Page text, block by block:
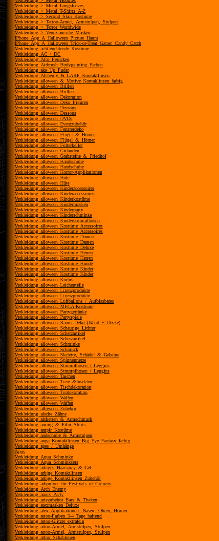
Verkleidung_>_Metal_Longsleeves
Verkleidung_>_Metal_T-Shirts_A-Z
Verkleidung_>_Second_Skin_Kostüme
Verkleidung_>_Tattoo-Ärmel,_Armstulpen,_Stulpen
Verkleidung_>_Terror_Worldwide
Verkleidung_>_Venezianische_Masken
IPhone_App_A_Halloween_Picture_Haunt
IPhone_App_A_Halloween_Trick-or-Treat_Game:_Candy_Catch
Verkleidung_achtleuchtende_Kostüme
Verkleidung_AC_/_DC
Verkleidung_Afro_Perücken
Verkleidung_Airbrush_Bodypainting_Farben
Verkleidung_ake_Up_Puder
Verkleidung_Alchemy_&_LARP_Kontaktlinsen
Verkleidung_alloween_&_Motive_Kontaklinsen_farbig
Verkleidung_alloween_Brillen
Verkleidung_alloween_Brillen
Verkleidung_alloween_Dekoration
Verkleidung_alloween_Deko_Figuren
Verkleidung_alloween_Dessous
Verkleidung_alloween_Dessous
Verkleidung_alloween_DVDs
Verkleidung_alloween_Eventzubehör
Verkleidung_alloween_Fensterdeko
Verkleidung_alloween_Flügel_&_Hörner
Verkleidung_alloween_Flügel_&_Hörner
Verkleidung_alloween_Folterkeller
Verkleidung_alloween_Girlanden
Verkleidung_alloween_Grabsteine_&_Friedhof
Verkleidung_alloween_Handschuhe
Verkleidung_alloween_Handschuhe
Verkleidung_alloween_Horror-Applikationen
Verkleidung_alloween_Hüte
Verkleidung_alloween_Hüte
Verkleidung_alloween_Kinderaccessoires
Verkleidung_alloween_Kinderaccessoires
Verkleidung_alloween_Kinderkostüme
Verkleidung_alloween_Kindermasken
Verkleidung_alloween_Kinderparty
Verkleidung_alloween_Kinderschminke
Verkleidung_alloween_Kinderstrumpfhosen
Verkleidung_alloween_Kostüme_Accessoires
Verkleidung_alloween_Kostüme_Accessoires
Verkleidung_alloween_Kostüme_Damen
Verkleidung_alloween_Kostüme_Damen
Verkleidung_alloween_Kostüme_Deluxe
Verkleidung_alloween_Kostüme_Herren
Verkleidung_alloween_Kostüme_Herren
Verkleidung_alloween_Kostüme_Hunde
Verkleidung_alloween_Kostüme_Kinder
Verkleidung_alloween_Kostüme_Kinder
Verkleidung_alloween_Kürbis
Verkleidung_alloween_Leichenteile
Verkleidung_alloween_Lizenzprodukte
Verkleidung_alloween_Lizenzprodukte
Verkleidung_alloween_Luftballons_/_Aufblasbares
Verkleidung_alloween_MEGA-Kostüme
Verkleidung_alloween_Partygetränke
Verkleidung_alloween_Partyspiele
Verkleidung_alloween_Raum_Deko_(Wand_+_Decke)
Verkleidung_alloween_Schaurige_Lichter
Verkleidung_alloween_Scherzartikel
Verkleidung_alloween_Scherzartikel
Verkleidung_alloween_Schminke
Verkleidung_alloween_Schmuck
Verkleidung_alloween_Skelette,_Schädel_&_Gebeine
Verkleidung_alloween_Spinnennetze
Verkleidung_alloween_Strumpfhosen_/_Leggins
Verkleidung_alloween_Strumpfhosen_/_Leggins
Verkleidung_alloween_Taschen
Verkleidung_alloween_Tiere_&Insekten
Verkleidung_alloween_Tischdekoration
Verkleidung_alloween_Türdekoration
Verkleidung_alloween_Waffen
Verkleidung_alloween_Waffen
Verkleidung_alloween_Zubehör
Verkleidung_alsche_Zähne
Verkleidung_alsketten_&_Armschmuck
Verkleidung_aming_&_Film_Shirts
Verkleidung_ampir_Kostüme
Verkleidung_andschuhe_&_Armstulpen
Verkleidung_anga_Kontaktlinsen_Big_Eye_Fantasy_farbig
Verkleidung_apes_/_Umhänge
Apps
Verkleidung_Aqua_Schminke
Verkleidung_Aqua_Schminksets
Verkleidung_arbiges_Haarspray_&_Gel
Verkleidung_arbige_Kontaktlinsen
Verkleidung_arbige_Kontaktlinsen_Zubehör
Verkleidung_arbpulver_für_Festivals_of_Colours
Verkleidung_Arch_Enemy
Verkleidung_arock_Party
Verkleidung_artyzubehör_Bars_&_Theken
Verkleidung_atexmasken_Deluxe
Verkleidung_atex_Applikationen:_Nasen,_Ohren,_Hörner
Verkleidung_attoo-Farben_3-4_Tage_haltend
Verkleidung_attoo-Glitzer_extrafein
Verkleidung_attoo-Ärmel,_Armstulpen,_Stulpen
Verkleidung_attoo-Ärmel,_Armstulpen,_Stulpen
Verkleidung_attoo_Schablonen